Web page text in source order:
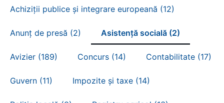
Achiziții publice și integrare europeană (12)
Anunț de presă (2) Asistență socială (2)
Avizier (189) Concurs (14) Contabilitate (17)
Guvern (11) Impozite și taxe (14)